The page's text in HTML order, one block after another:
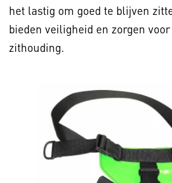
het lastig om goed te blijven
bieden veiligheid en zorgen
zithouding.